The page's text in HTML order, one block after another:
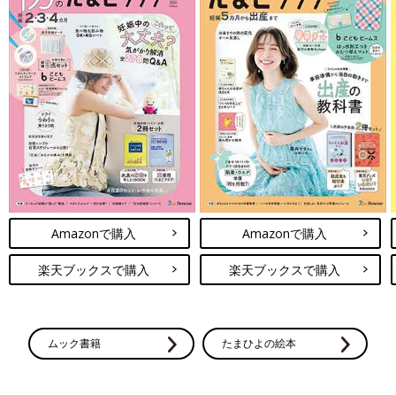
Amazonで購入
楽天ブックスで購入
Amazonで購入
楽天ブックスで購入
ムック書籍 たまひよの絵本